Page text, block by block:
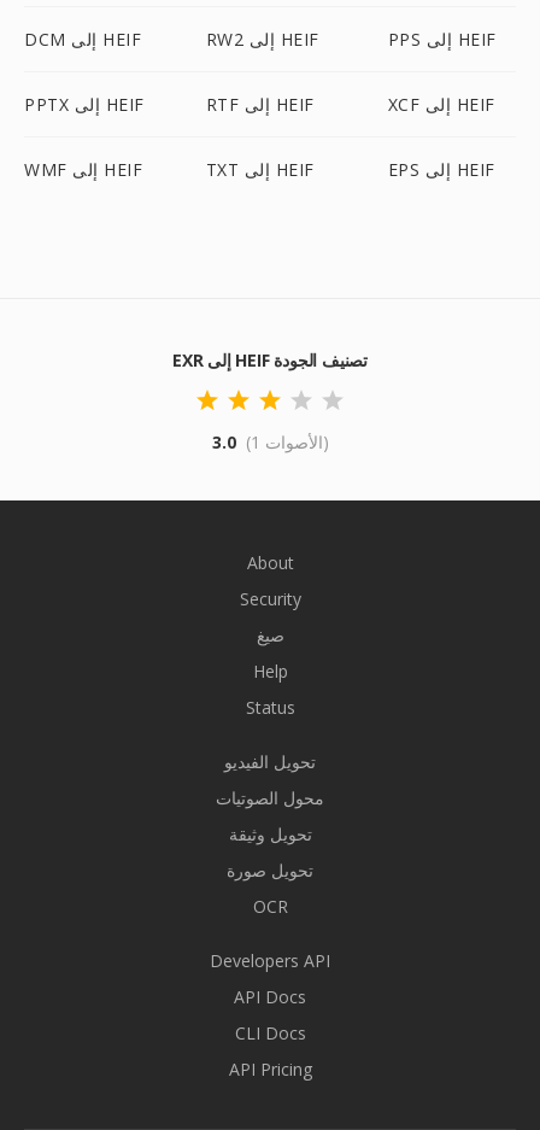
DCM إلى HEIF RW2 إلى HEIF PPS إلى HEIF
PPTX إلى HEIF RTF إلى HEIF XCF إلى HEIF
WMF إلى HEIF TXT إلى HEIF EPS إلى HEIF
EXR إلى HEIF تصنيف الجودة
3.0 (1 الأصوات)
About
Security
صيغ
Help
Status
تحويل الفيديو
محول الصوتيات
تحويل وثيقة
تحويل صورة
OCR
Developers API
API Docs
CLI Docs
API Pricing